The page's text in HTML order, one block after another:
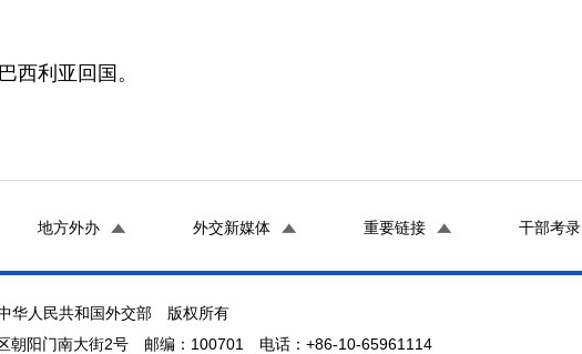
利亚回国。
地方外办 外交新媒体 重要链接 干部考录
华人民共和国外交部 版权所有
朝阳门南大街2号 邮编：100701 电话：+86-10-65961114